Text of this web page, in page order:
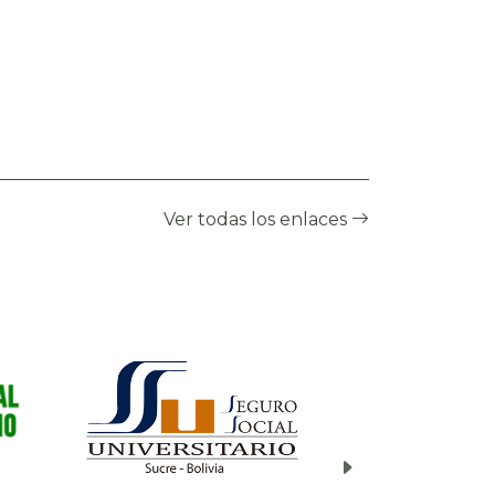
compartidos a través de la
Ver todas los enlaces